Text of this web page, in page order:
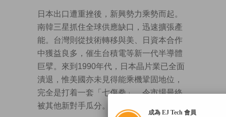
日本出口遭重挫後，新興勢力乘勢而起。
南韓三星抓住全球供應缺口，迅速擴張產
能。台灣則從技術轉移與美、日資本合作
中獲益良多，催生台積電等新一代半導體
巨擘。來到1990年代，日本晶片業已全面
潰退，惟美國亦未見得能乘機鞏固地位，
完全是打着一套「七傷拳」，令市場最終
被其他新對手瓜分。
成為 EJ Tech 會員